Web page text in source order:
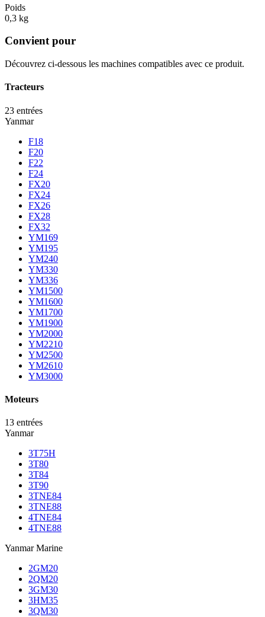
Poids
0,3 kg
Convient pour
Découvrez ci-dessous les machines compatibles avec ce produit.
Tracteurs
23 entrées
Yanmar
F18
F20
F22
F24
FX20
FX24
FX26
FX28
FX32
YM169
YM195
YM240
YM330
YM336
YM1500
YM1600
YM1700
YM1900
YM2000
YM2210
YM2500
YM2610
YM3000
Moteurs
13 entrées
Yanmar
3T75H
3T80
3T84
3T90
3TNE84
3TNE88
4TNE84
4TNE88
Yanmar Marine
2GM20
2QM20
3GM30
3HM35
3QM30